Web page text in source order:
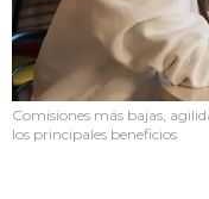
Comisiones más bajas,
los principales beneficios